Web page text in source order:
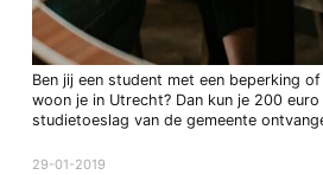
Ben jij een student met een beperking
woon je in Utrecht? Dan kun je 200 euro
studietoeslag van de gemeente
29-01-2019